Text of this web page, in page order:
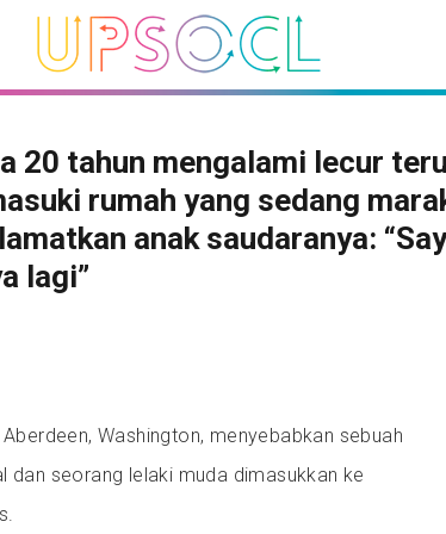
20 tahun mengalami lecur
rumah yang sedang
anak saudaranya:
lagi”
Washington, menyebabkan sebuah
dan seorang lelaki muda dimasukkan ke